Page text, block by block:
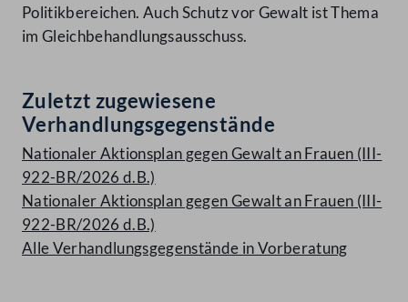
Politikbereichen. Auch Schutz vor Gewalt ist Thema
im Gleichbehandlungsausschuss.
Zuletzt zugewiesene
Verhandlungsgegenstände
Nationaler Aktionsplan gegen Gewalt an Frauen (III-
922-BR/2026 d.B.)
Nationaler Aktionsplan gegen Gewalt an Frauen (III-
922-BR/2026 d.B.)
Alle Verhandlungsgegenstände in Vorberatung